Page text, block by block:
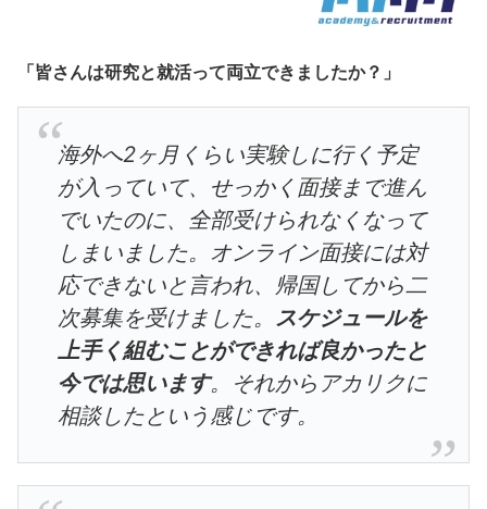
「皆さんは研究と就活って両立できましたか？」
海外へ2ヶ月くらい実験しに行く予定
が入っていて、せっかく面接まで進ん
でいたのに、全部受けられなくなって
しまいました。オンライン面接には対
応できないと言われ、帰国してから二
次募集を受けました。 スケジュールを
上手く組むことができれば良かったと
今では思います。それからアカリクに
相談したという感じです。